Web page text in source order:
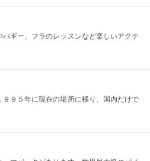
ギー、フラのレッスンなど楽しいアクテ
９５年に現在の場所に移り、国内だけで